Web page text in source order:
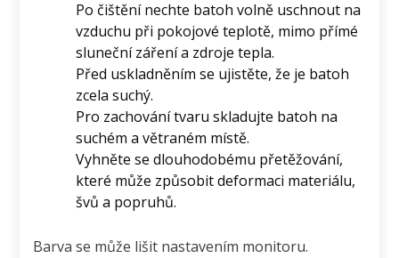
Po čištění nechte batoh volně uschnout na
vzduchu při pokojové teplotě, mimo přímé
sluneční záření a zdroje tepla.
Před uskladněním se ujistěte, že je batoh
zcela suchý.
Pro zachování tvaru skladujte batoh na
suchém a větraném místě.
Vyhněte se dlouhodobému přetěžování,
které může způsobit deformaci materiálu,
švů a popruhů.
Barva se může lišit nastavením monitoru.